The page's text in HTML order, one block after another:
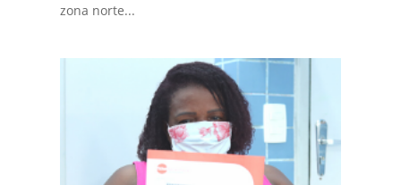
zona norte...